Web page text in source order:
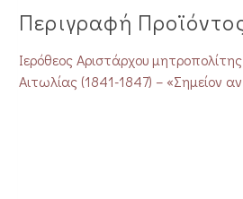
Περιγραφή
Ιερόθεος Αριστάρχου
Αιτωλίας (1841-1847) – «Σημείον